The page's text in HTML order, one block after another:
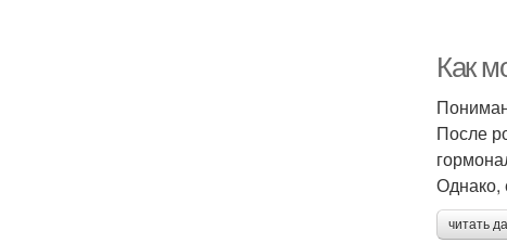
Как
После
Однако,
читать